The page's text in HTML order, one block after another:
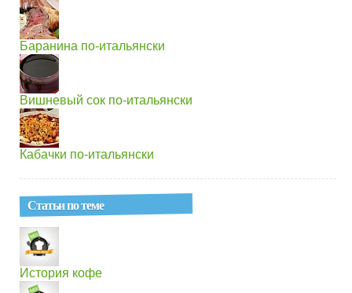
Баранина по-итальянски
Вишневый сок по-итальянски
Кабачки по-итальянски
Статьи по теме
История кофе